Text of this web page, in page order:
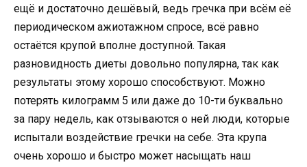
ещё и достаточно дешёвый, ведь гречка при всём её
периодическом ажиотажном спросе, всё равно
остаётся крупой вполне доступной. Такая
разновидность диеты довольно популярна, так как
результаты этому хорошо способствуют. Можно
потерять килограмм 5 или даже до 10-ти буквально
за пару недель, как отзываются о ней люди, которые
испытали воздействие гречки на себе. Эта крупа
очень хорошо и быстро может насыщать наш